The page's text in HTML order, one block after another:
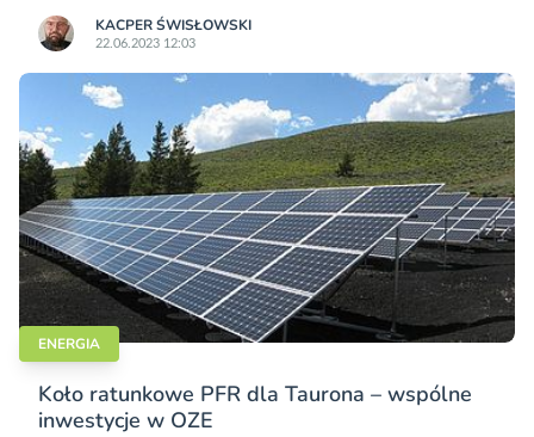
KACPER ŚWISŁO­WSKI
22.06.2023 12:03
ENERGIA
Koło ratunkowe PFR dla Taurona – wspólne
inwestycje w OZE